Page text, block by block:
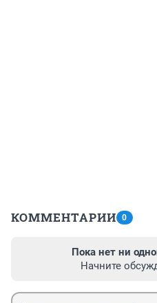
КОММЕНТАРИИ 0
Пока нет ни
Начните